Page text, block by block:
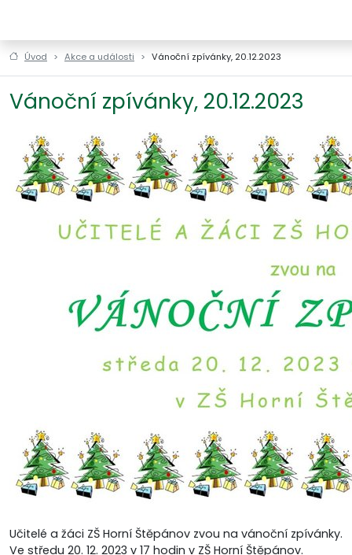
Úvod Akce a události Vánoční zpívánky, 20.12.2023
Vánoční zpívánky, 20.12.2023
Učitelé a žáci ZŠ Horní Štěpánov zvou na vánoční zpívánky.
Ve středu 20. 12. 2023 v 17 hodin v ZŠ Horní Štěpánov.